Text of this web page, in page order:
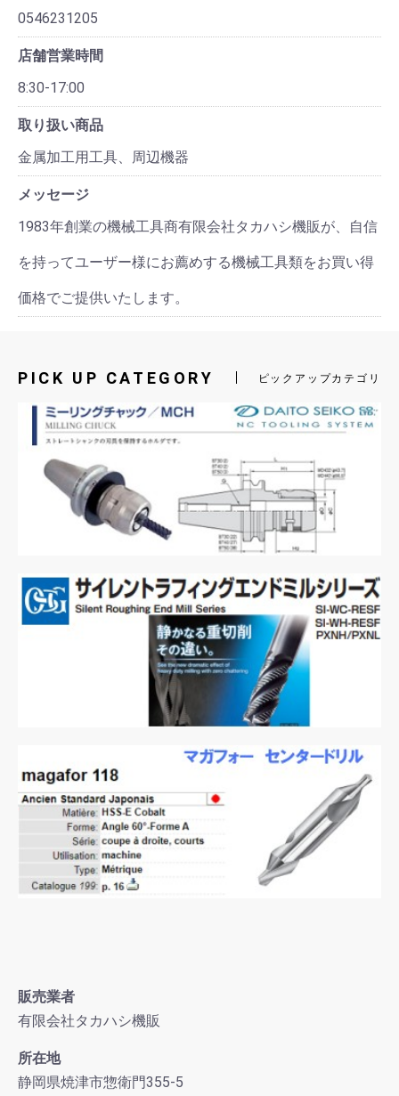
0546231205
店舗営業時間
8:30-17:00
取り扱い商品
金属加工用工具、周辺機器
メッセージ
1983年創業の機械工具商有限会社タカハシ機販が、自信
を持ってユーザー様にお薦めする機械工具類をお買い得
価格でご提供いたします。
PICK UP CATEGORY ピックアップカテゴリ
販売業者
有限会社タカハシ機販
所在地
静岡県焼津市惣衛門355-5